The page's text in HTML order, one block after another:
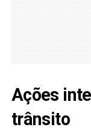
Ações
trânsito